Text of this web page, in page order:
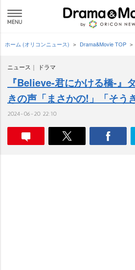
ホーム (オリコンニュース) Drama&Movie TOP
ニュース ドラマ
『Believe-君にかける橋-』
きの声「まさかの!」「そう
2024-06-20 22:10